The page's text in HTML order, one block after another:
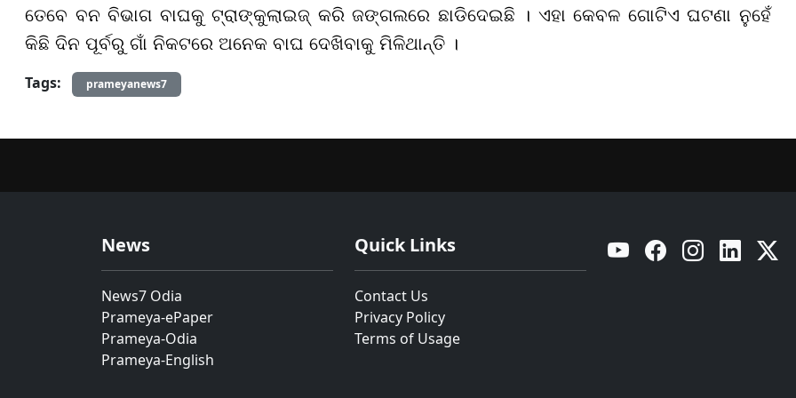
ତେବେ ବନ ବିଭାଗ ବାଘକୁ ଟ୍ରାଙ୍କୁଲାଇଜ୍ କରି ଜଙ୍ଗଲରେ ଛାଡିଦେଇଛି । ଏହା କେବଳ ଗୋଟିଏ ଘଟଣା ନୁହେଁ
କିଛି ଦିନ ପୂର୍ବରୁ ଗାଁ ନିକଟରେ ଅନେକ ବାଘ ଦେଖିବାକୁ ମିଳିଥାନ୍ତି ।
Tags:
prameyanews7
News
News7 Odia
Prameya-ePaper
Prameya-Odia
Prameya-English
Quick Links
Contact Us
Privacy Policy
Terms of Usage
YouTube Facebook Instagram